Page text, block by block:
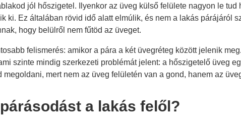
jól hőszigetel. Ilyenkor az üveg külső felülete nagyon le
ki. Ez általában rövid idő alatt elmúlik, és nem a lakás
hogy belülről nem fűtöd az üveget.
felismerés: amikor a pára a két üvegréteg között jelenik
szinte mindig szerkezeti problémát jelent: a hőszigetelő üveg
megoldani, mert nem az üveg felületén van a gond, hanem az
a lakás felől?